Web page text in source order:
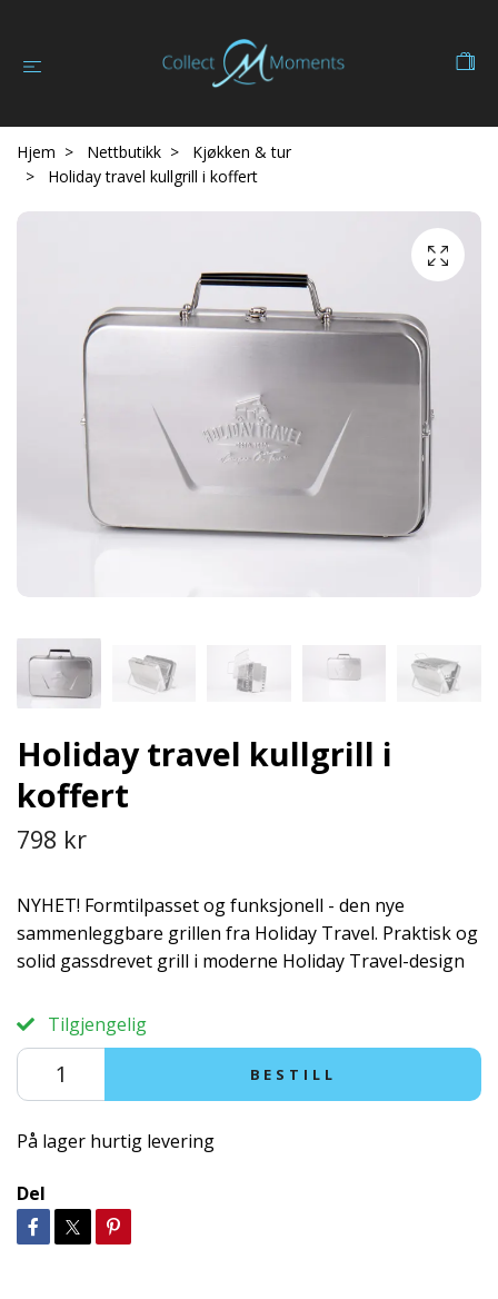
Hjem Nettbutikk
Kjøkken & tur
Holiday travel kullgrill i koffert
Holiday travel kullgrill i
koffert
798 kr
NYHET! Formtilpasset og funksjonell - den nye
sammenleggbare grillen fra Holiday Travel. Praktisk og
solid gassdrevet grill i moderne Holiday Travel-design
Tilgjengelig
BESTILL
På lager hurtig levering
Del